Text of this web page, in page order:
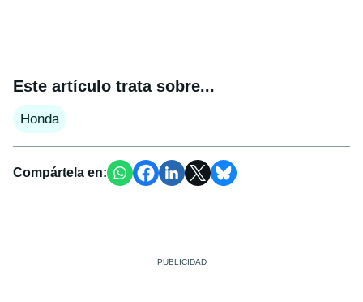
Este artículo trata sobre...
Honda
Compártela en: